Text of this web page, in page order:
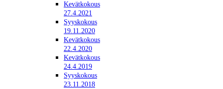
Kevätkokous
27.4.2021
Syyskokous
19.11.2020
Kevätkokous
22.4.2020
Kevätkokous
24.4.2019
Syyskokous
23.11.2018